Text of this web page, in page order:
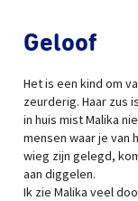
Geloof
Het is een kind om
zeurderig. Haar zus
in huis mist Malika
mensen waar je van
wieg zijn gelegd,
aan diggelen.
Ik zie Malika veel